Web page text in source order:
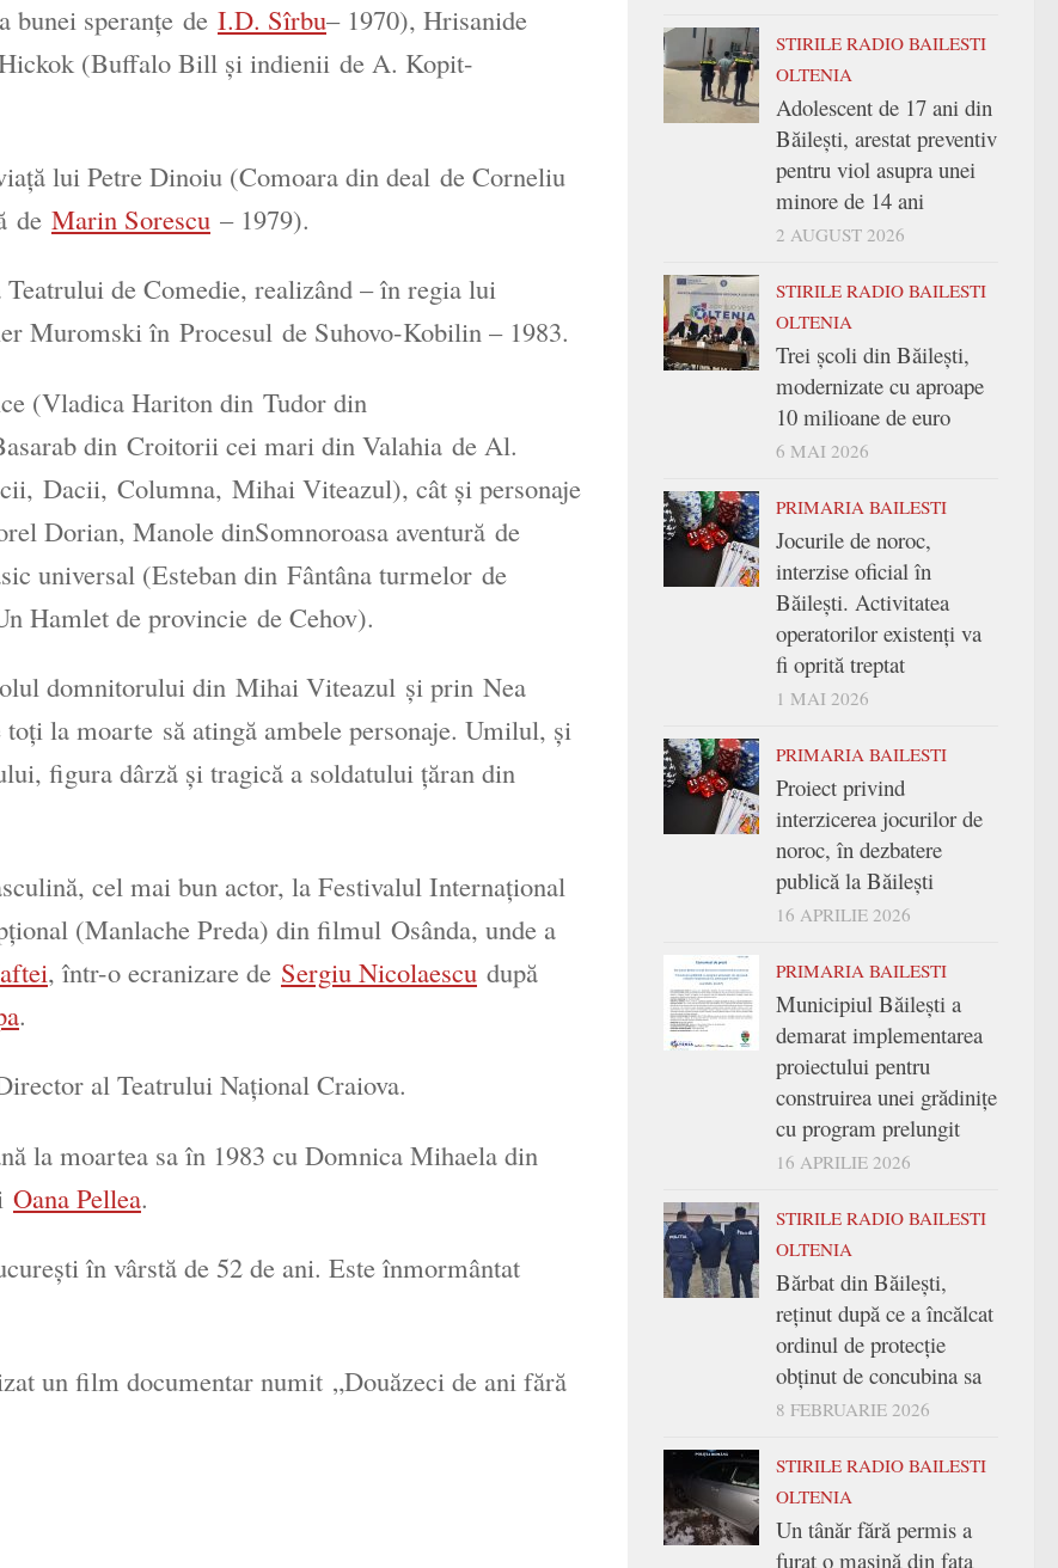
bunei speranțe de I.D. Sîrbu– 1970), Hrisanide
(Buffalo Bill și indienii de A. Kopit-
lui Petre Dinoiu (Comoara din deal de Corneliu
de Marin Sorescu – 1979).
Teatrului de Comedie, realizând – în regia lui
Muromski în Procesul de Suhovo-Kobilin – 1983.
(Vladica Hariton din Tudor din
din Croitorii cei mari din Valahia de Al.
, Dacii, Columna, Mihai Viteazul), cât și personaje
Dorian, Manole dinSomnoroasa aventură de
universal (Esteban din Fântâna turmelor de
Hamlet de provincie de Cehov).
domnitorului din Mihai Viteazul și prin Nea
toți la moarte să atingă ambele personaje. Umilul, și
figura dârză și tragică a soldatului țăran din
cel mai bun actor, la Festivalul Internațional
(Manlache Preda) din filmul Osânda, unde a
, într-o ecranizare de Sergiu Nicolaescu după
.
al Teatrului Național Craiova.
la moartea sa în 1983 cu Domnica Mihaela din
Oana Pellea.
în vârstă de 52 de ani. Este înmormântat
un film documentar numit „Douăzeci de ani fără
STIRILE RADIO BAILESTI
OLTENIA
Adolescent de 17 ani din
Băilești, arestat preventiv
pentru viol asupra unei
minore de 14 ani
2 AUGUST 2026
STIRILE RADIO BAILESTI
OLTENIA
Trei şcoli din Băileşti,
modernizate cu aproape
10 milioane de euro
6 MAI 2026
PRIMARIA BAILESTI
Jocurile de noroc,
interzise oficial în
Băilești. Activitatea
operatorilor existenți va
fi oprită treptat
1 MAI 2026
PRIMARIA BAILESTI
Proiect privind
interzicerea jocurilor de
noroc, în dezbatere
publică la Băilești
16 APRILIE 2026
PRIMARIA BAILESTI
Municipiul Băilești a
demarat implementarea
proiectului pentru
construirea unei grădinițe
cu program prelungit
16 APRILIE 2026
STIRILE RADIO BAILESTI
OLTENIA
Bărbat din Băilești,
reținut după ce a încălcat
ordinul de protecție
obținut de concubina sa
8 FEBRUARIE 2026
STIRILE RADIO BAILESTI
OLTENIA
Un tânăr fără permis a
furat o mașină din fața